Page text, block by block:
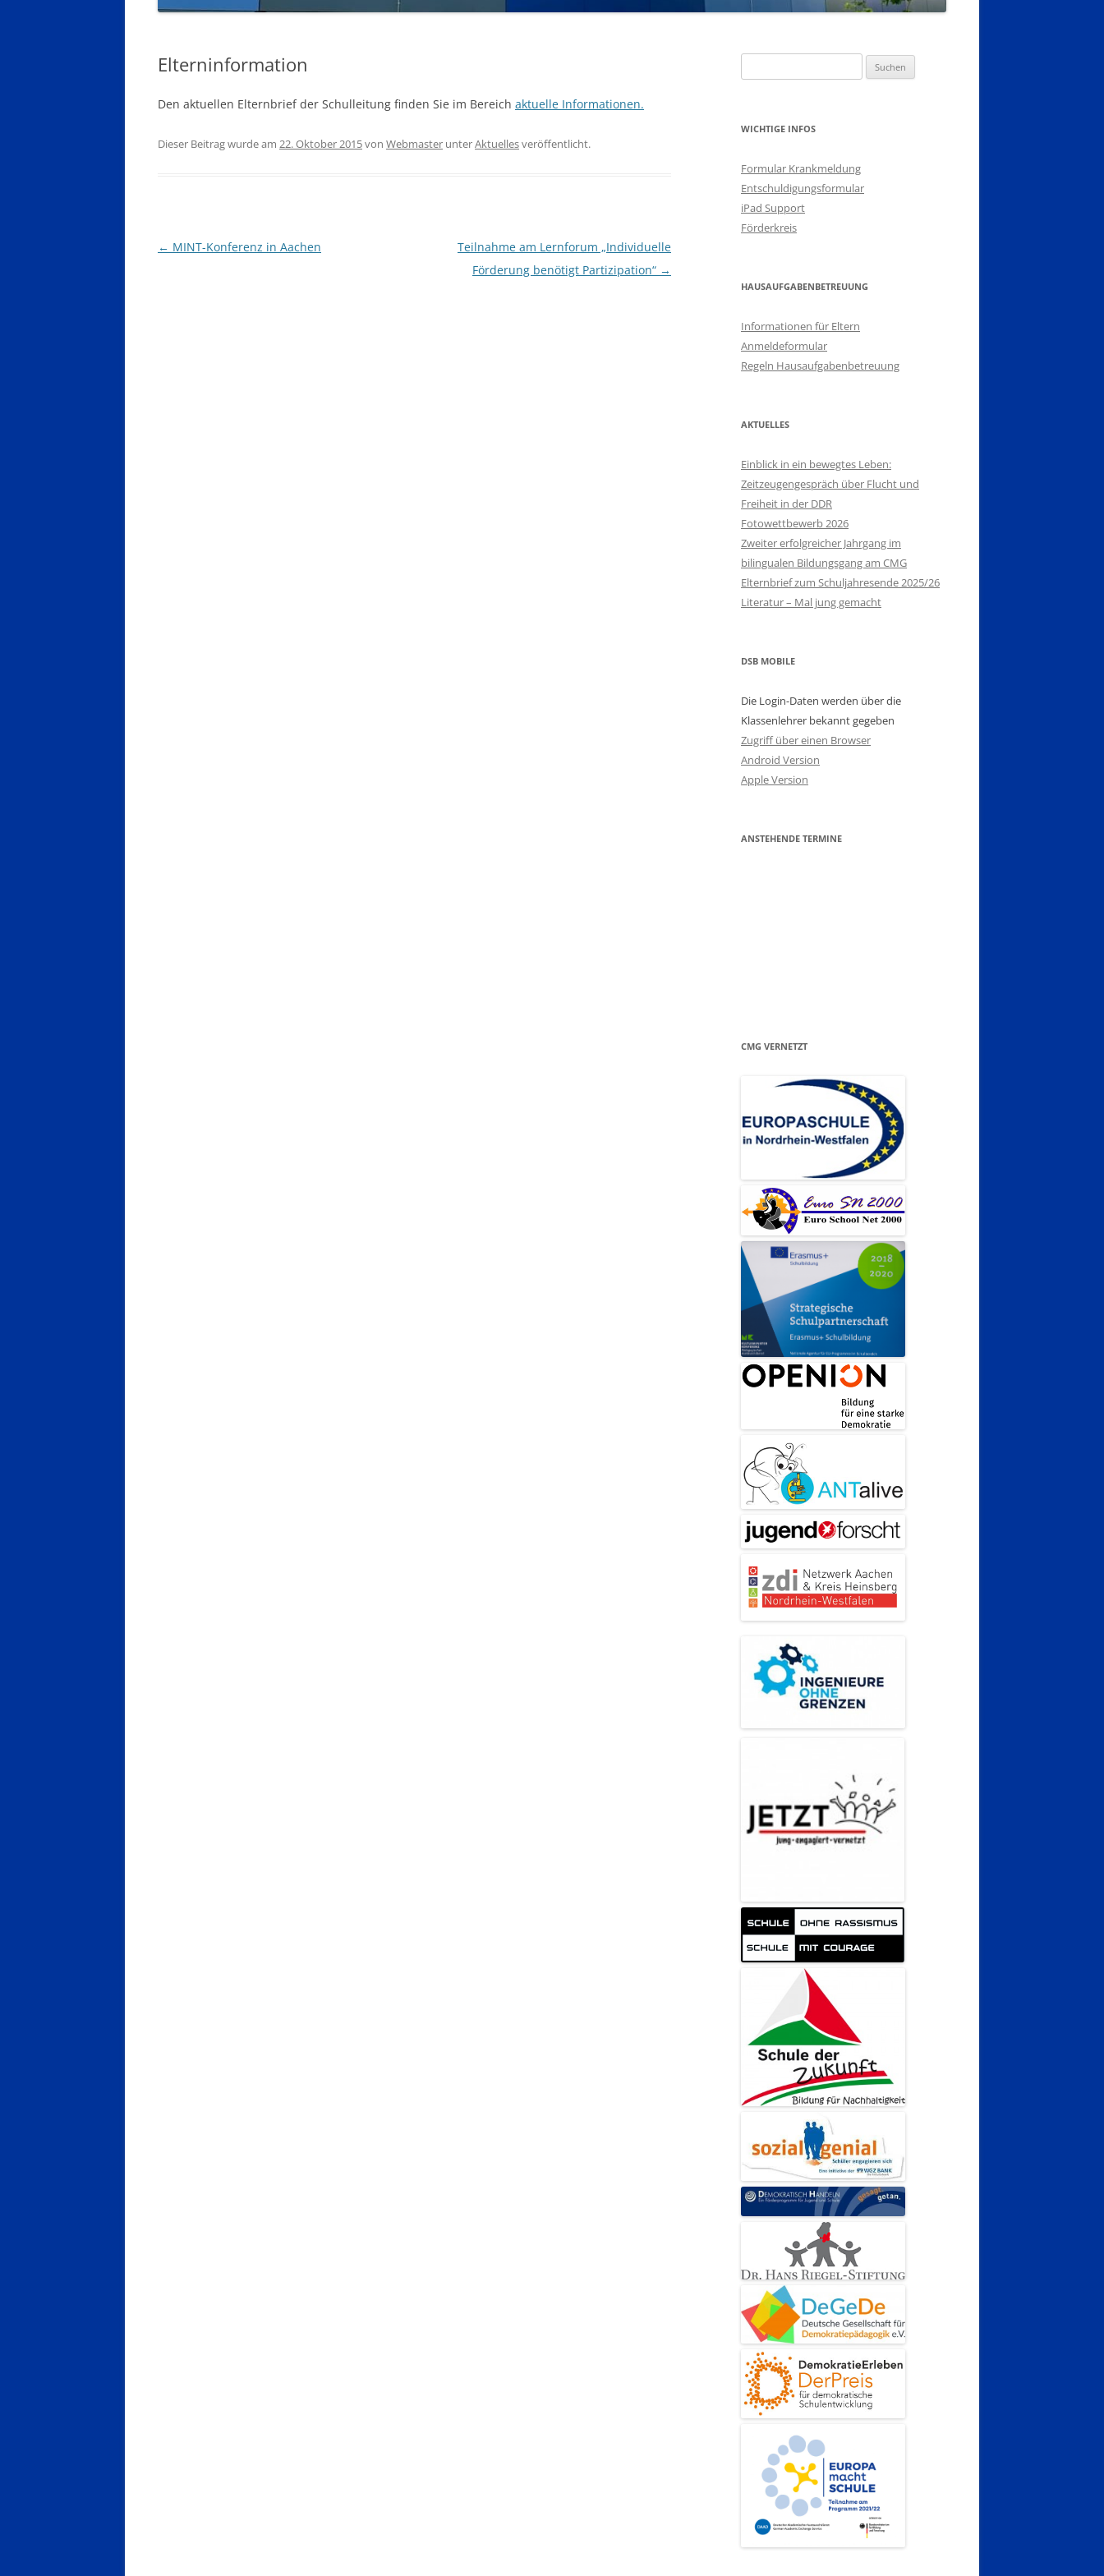
Elterninformation
Den aktuellen Elternbrief der Schulleitung finden Sie im Bereich aktuelle Informationen.
Dieser Beitrag wurde am 22. Oktober 2015von Webmaster unterAktuellesveröffentlicht.
Beitragsnavigation
← MINT-Konferenz in Aachen
Teilnahme am Lernforum „Individuelle
Förderung benötigt Partizipation“ →
nach:
WICHTIGE INFOS
Formular Krankmeldung
Entschuldigungsformular
iPad Support
Förderkreis
HAUSAUFGABENBETREUUNG
Informationen für Eltern
Anmeldeformular
Regeln Hausaufgabenbetreuung
AKTUELLES
Einblick in ein bewegtes Leben:
Zeitzeugengespräch über Flucht und
Freiheit in der DDR
Fotowettbewerb 2026
Zweiter erfolgreicher Jahrgang im
bilingualen Bildungsgang am CMG
Elternbrief zum Schuljahresende 2025/26
Literatur – Mal jung gemacht
DSB MOBILE
Die Login-Daten werden über die
Klassenlehrer bekannt gegeben
Zugriff über einen Browser
Android Version
Apple Version
ANSTEHENDE TERMINE
CMG VERNETZT